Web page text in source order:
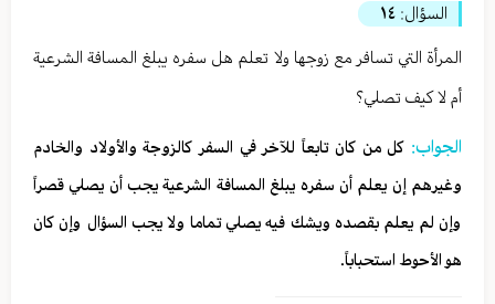
السؤال: ١٤
المرأة التي تسافر مع زوجها ولا تعلم هل سفره يبلغ المسافة الشرعية
أم لا كيف تصلي؟
الجواب: كل من كان تابعاً للآخر في السفر كالزوجة والأولاد والخادم
وغيرهم إن يعلم أن سفره يبلغ المسافة الشرعية يجب أن يصلي قصراً
وإن لم يعلم بقصده ويشك فيه يصلي تماما ولا يجب السؤال وإن كان
هو الأحوط استحباباً.